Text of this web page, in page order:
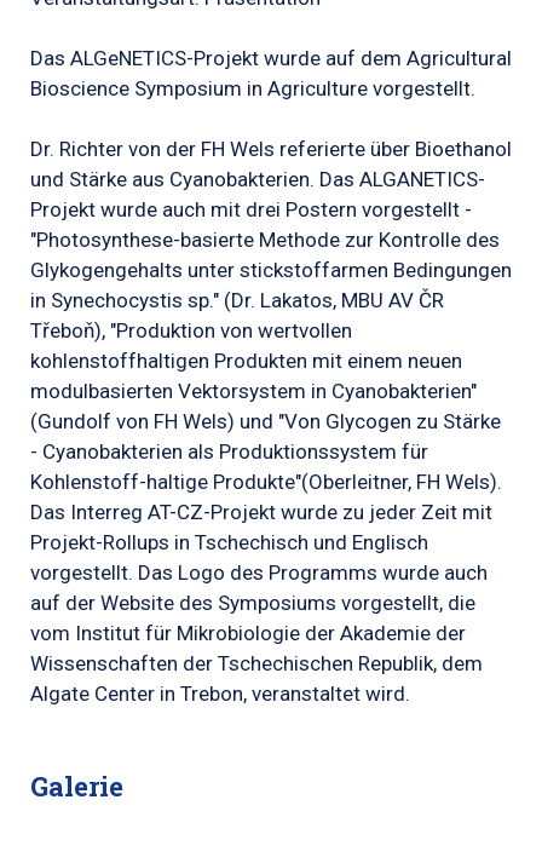
Das ALGeNETICS-Projekt wurde auf dem Agricultural
Bioscience Symposium in Agriculture vorgestellt.
Dr. Richter von der FH Wels referierte über Bioethanol
und Stärke aus Cyanobakterien. Das ALGANETICS-
Projekt wurde auch mit drei Postern vorgestellt -
"Photosynthese-basierte Methode zur Kontrolle des
Glykogengehalts unter stickstoffarmen Bedingungen
in Synechocystis sp." (Dr. Lakatos, MBU AV ČR
Třeboň), "Produktion von wertvollen
kohlenstoffhaltigen Produkten mit einem neuen
modulbasierten Vektorsystem in Cyanobakterien"
(Gundolf von FH Wels) und "Von Glycogen zu Stärke
- Cyanobakterien als Produktionssystem für
Kohlenstoff-haltige Produkte"(Oberleitner, FH Wels).
Das Interreg AT-CZ-Projekt wurde zu jeder Zeit mit
Projekt-Rollups in Tschechisch und Englisch
vorgestellt. Das Logo des Programms wurde auch
auf der Website des Symposiums vorgestellt, die
vom Institut für Mikrobiologie der Akademie der
Wissenschaften der Tschechischen Republik, dem
Algate Center in Trebon, veranstaltet wird.
Galerie